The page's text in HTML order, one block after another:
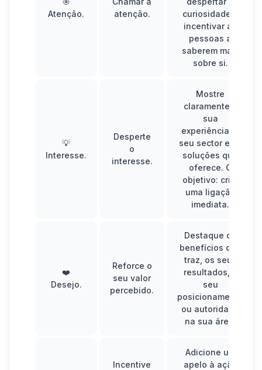
Atenção.
atenção.
curiosidade e
incentivar as
pessoas a
saberem mais
sobre si.
💡
Interesse.
Desperte
o
interesse.
Mostre
claramente a
sua
experiência, o
seu sector e as
soluções que
oferece. O
objetivo: criar
uma ligação
imediata.
❤️
Desejo.
Reforce o
seu valor
percebido.
Destaque os
benefícios que
traz, os seus
resultados, o
seu
posicionamento
ou autoridade
na sua área.
Incentive
Adicione um
apelo à ação